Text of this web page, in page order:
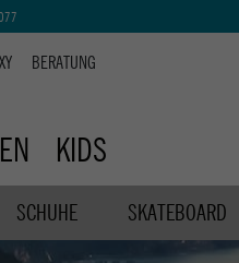
BERATUNG
KIDS
SCHUHE SKATEBOARD